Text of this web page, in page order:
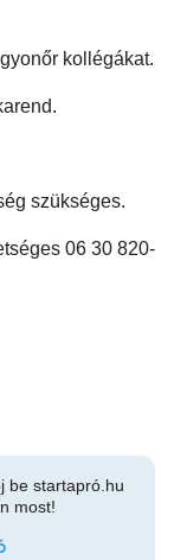
kollégákat.
szükséges.
06 30 820-
be startapró.hu
most!